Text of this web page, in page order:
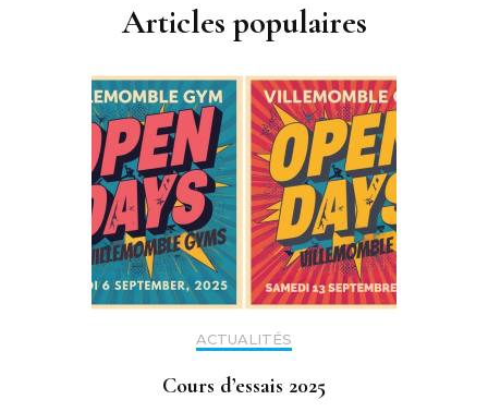
Articles populaires
ACTUALITÉS
Cours d’essais 2025